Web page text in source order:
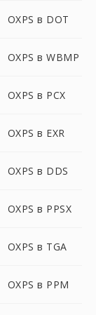
OXPS в DOT
OXPS в WBMP
OXPS в PCX
OXPS в EXR
OXPS в DDS
OXPS в PPSX
OXPS в TGA
OXPS в PPM